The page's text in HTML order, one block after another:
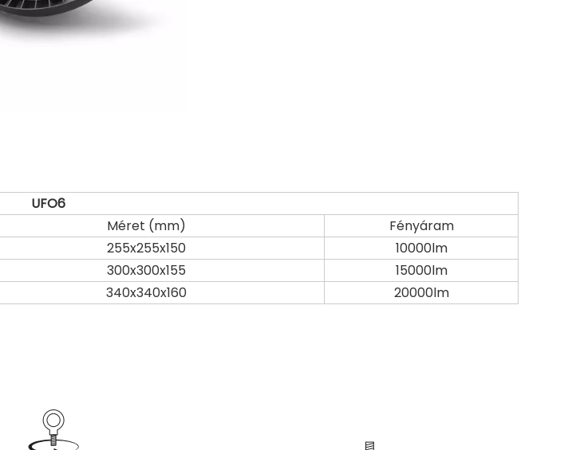
UFO6
Méret (mm)
Fényáram
255x255x150
10000lm
300x300x155
15000lm
340x340x160 20000lm